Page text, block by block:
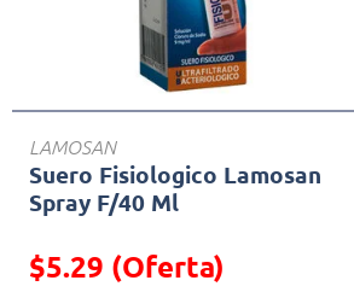
LAMOSAN
Suero Fisiologico Lamosan
Spray F/40 Ml
$5.29 (Oferta)